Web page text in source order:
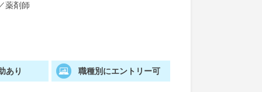
薬剤師
あり 職種別にエントリー可